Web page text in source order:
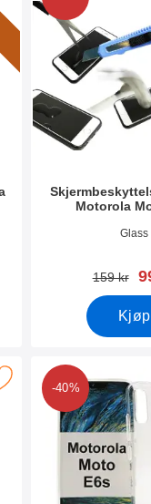
Motorola
Varenummer 36762
Glass
159 kr
Kjøp
Moto E6s som
-40%
Merk tPU-